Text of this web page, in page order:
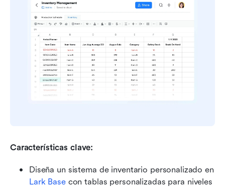
Características clave:
Lark Base con tablas personalizadas para niveles